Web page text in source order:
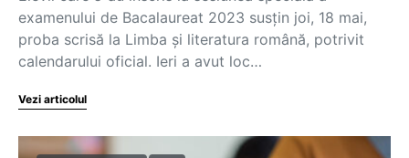
examenului de Bacalaureat 2023 susțin joi, 18 mai,
proba scrisă la Limba și literatura română, potrivit
calendarului oficial. Ieri a avut loc…
Vezi articolul